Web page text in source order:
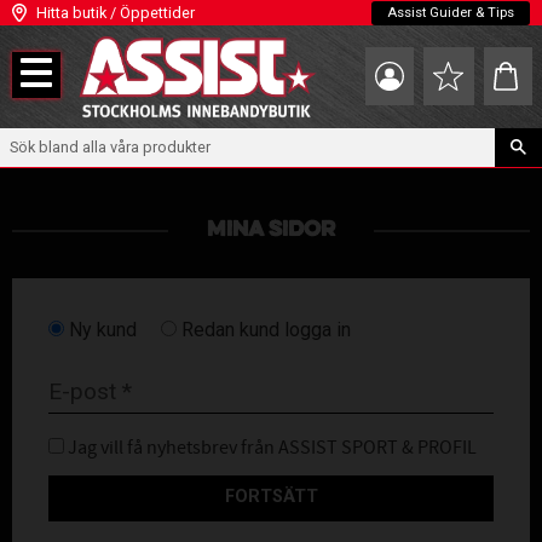
Meny
Hitta butik / Öppettider Assist Guider & Tips
Favoriter
MINA SIDOR
Ny kund Redan kund logga in
Jag vill få nyhetsbrev från ASSIST SPORT & PROFIL
FORTSÄTT